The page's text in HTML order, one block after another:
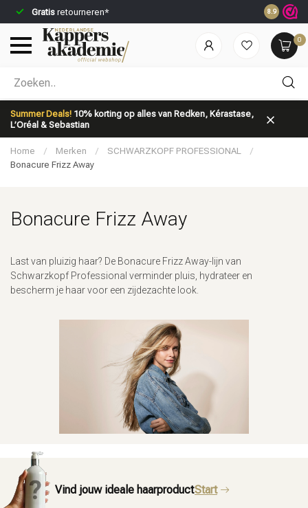
Gratis retourneren* Voor
8.9
0
Summer Deals! 10% korting op alles van Redken, Kérastase,
L’Oréal & Sebastian
Welke categorie ben jij naar op zoek?
Merken Haarverzorging
Home / Merken / SCHWARZKOPF PROFESSIONAL
/
Bonacure Frizz Away
Bonacure Frizz Away
Last van pluizig haar? De Bonacure Frizz Away-lijn van
Schwarzkopf Professional verminder pluis, hydrateer en
bescherm je haar voor een zijdezachte look.
Vind jouw ideale haarproductStart